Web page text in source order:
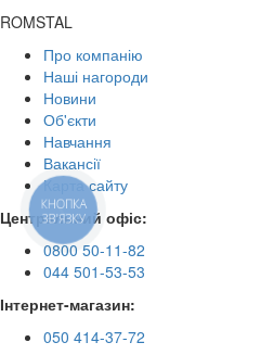
ROMSTAL
Про компанію
Наші нагороди
Новини
Об'єкти
Навчання
Вакансії
Карта сайту
Центральний офіс:
0800 50-11-82
044 501-53-53
Інтернет-магазин:
050 414-37-72
КНОПКА
ЗВ'ЯЗКУ